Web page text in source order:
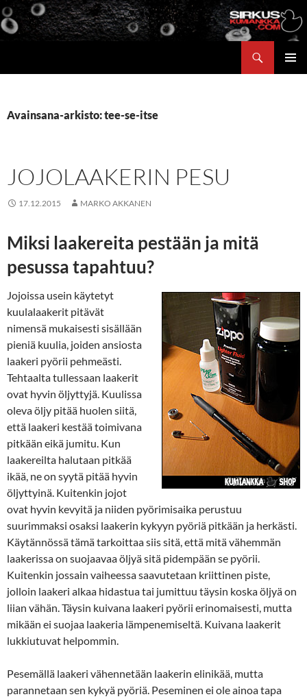
Siirry
sisältöön
Avainsana-arkisto: tee-se-itse
JOJOLAAKERIN PESU
17.12.2015 MARKO AKKANEN
Miksi laakereita pestään ja mitä
pesussa tapahtuu?
Jojoissa usein käytetyt
kuulalaakerit pitävät
nimensä mukaisesti sisällään
pieniä kuulia, joiden ansiosta
laakeri pyörii pehmeästi.
Tehtaalta tullessaan laakerit
ovat hyvin öljyttyjä. Kuulissa
oleva öljy pitää huolen siitä,
että laakeri kestää toimivana
pitkään eikä jumitu. Kun
laakereilta halutaan pitkää
ikää, ne on syytä pitää hyvin
öljyttyinä. Kuitenkin jojot
ovat hyvin kevyitä ja niiden pyörimisaika perustuu
suurimmaksi osaksi laakerin kykyyn pyöriä pitkään ja herkästi.
Käytännössä tämä tarkoittaa siis sitä, että mitä vähemmän
laakerissa on suojaavaa öljyä sitä pidempään se pyörii.
Kuitenkin jossain vaiheessa saavutetaan kriittinen piste,
jolloin laakeri alkaa hidastua tai jumittuu täysin koska öljyä on
liian vähän. Täysin kuivana laakeri pyörii erinomaisesti, mutta
mikään ei suojaa laakeria lämpenemiseltä. Kuivana laakerit
lukkiutuvat helpommin.
Pesemällä laakeri vähennetään laakerin elinikää, mutta
parannetaan sen kykyä pyöriä. Peseminen ei ole ainoa tapa